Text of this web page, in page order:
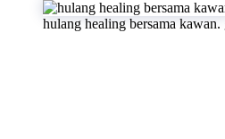
hulang healing bersama kawan.